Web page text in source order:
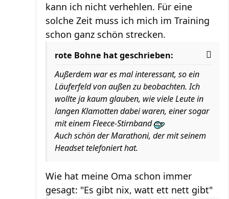
kann ich nicht verhehlen. Für eine
solche Zeit muss ich mich im Training
schon ganz schön strecken.
rote Bohne hat geschrieben:
Außerdem war es mal interessant, so ein
Läuferfeld von außen zu beobachten. Ich
wollte ja kaum glauben, wie viele Leute in
langen Klamotten dabei waren, einer sogar
mit einem Fleece-Stirnband
Auch schön der Marathoni, der mit seinem
Headset telefoniert hat.
Wie hat meine Oma schon immer
gesagt: "Es gibt nix, watt ett nett gibt"